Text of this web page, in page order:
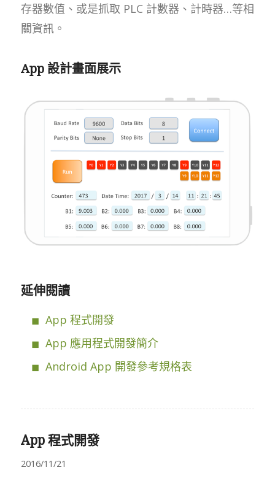
存器數值、或是抓取 PLC 計數器、計時器…等相
關資訊。
App 設計畫面展示
延伸閱讀
App 程式開發
App 應用程式開發簡介
Android App 開發參考規格表
App 程式開發
2016/11/21